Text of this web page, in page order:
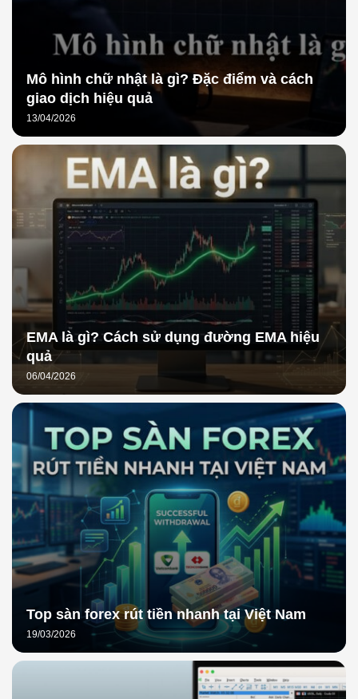
Mô hình chữ nhật là gì? Đặc điểm và cách
giao dịch hiệu quả
13/04/2026
EMA là gì? Cách sử dụng đường EMA hiệu
quả
06/04/2026
Top sàn forex rút tiền nhanh tại Việt Nam
19/03/2026